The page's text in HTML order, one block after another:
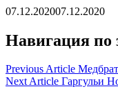
07.12.202007.12.2020
Навигация по
Previous Article
Next Article Гаргульи